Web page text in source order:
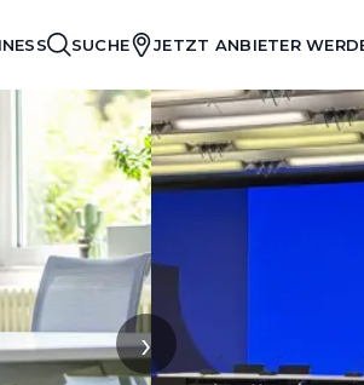
SUCHE JETZT ANBIETER
›